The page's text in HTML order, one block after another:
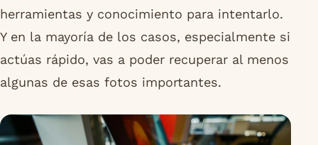
herramientas y conocimiento para intentarlo.
Y en la mayoría de los casos, especialmente si
actúas rápido, vas a poder recuperar al menos
algunas de esas fotos importantes.